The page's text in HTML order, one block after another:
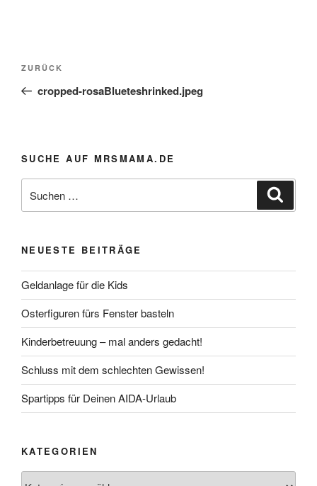
Beitragsnavigation
Vorheriger
Beitrag
ZURÜCK
cropped-rosaBlueteshrinked.jpeg
SUCHE AUF MRSMAMA.DE
nach:
NEUESTE BEITRÄGE
Geldanlage für die Kids
Osterfiguren fürs Fenster basteln
Kinderbetreuung – mal anders gedacht!
Schluss mit dem schlechten Gewissen!
Spartipps für Deinen AIDA-Urlaub
KATEGORIEN